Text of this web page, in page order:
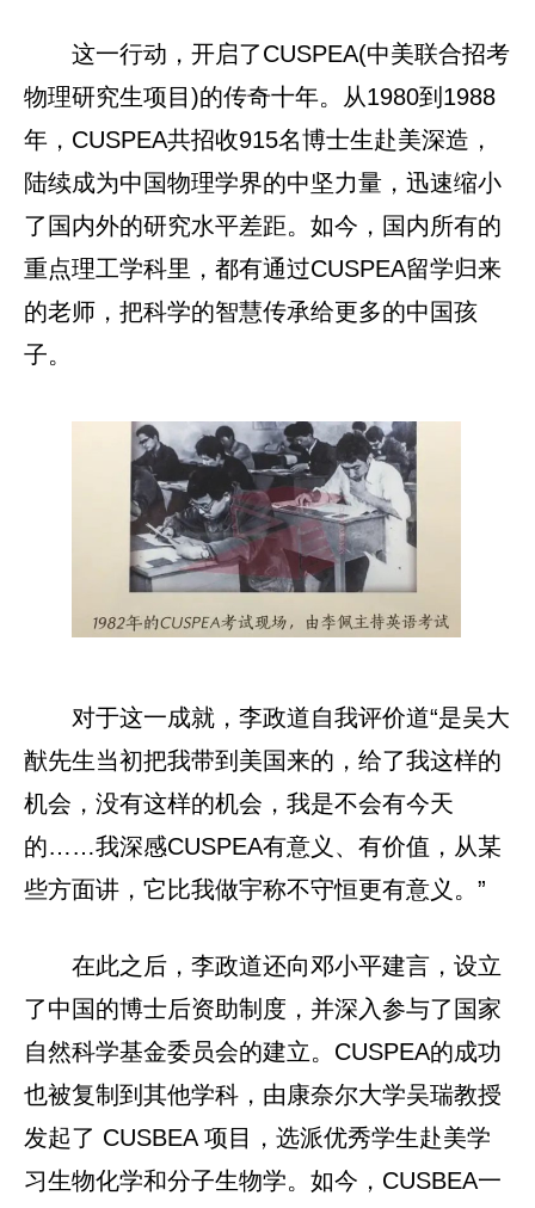
这一行动，开启了CUSPEA(中美联合招考
物理研究生项目)的传奇十年。从1980到1988
年，CUSPEA共招收915名博士生赴美深造，
陆续成为中国物理学界的中坚力量，迅速缩小
了国内外的研究水平差距。如今，国内所有的
重点理工学科里，都有通过CUSPEA留学归来
的老师，把科学的智慧传承给更多的中国孩
子。
对于这一成就，李政道自我评价道“是吴大
猷先生当初把我带到美国来的，给了我这样的
机会，没有这样的机会，我是不会有今天
的……我深感CUSPEA有意义、有价值，从某
些方面讲，它比我做宇称不守恒更有意义。”
在此之后，李政道还向邓小平建言，设立
了中国的博士后资助制度，并深入参与了国家
自然科学基金委员会的建立。CUSPEA的成功
也被复制到其他学科，由康奈尔大学吴瑞教授
发起了 CUSBEA 项目，选派优秀学生赴美学
习生物化学和分子生物学。如今，CUSBEA一